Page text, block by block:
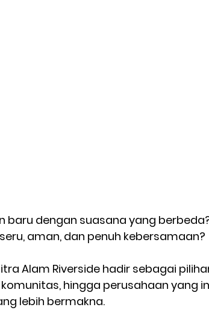
baru dengan suasana yang
aman, dan penuh kebersamaan?
Alam Riverside hadir sebagai
komunitas, hingga perusahaan yang
lebih bermakna.